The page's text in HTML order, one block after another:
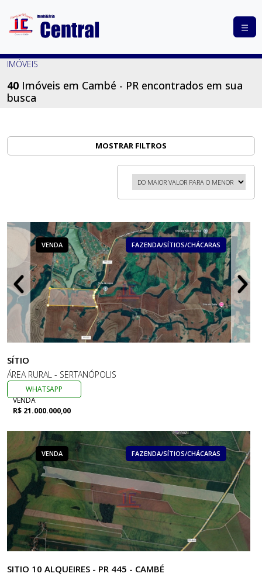
COMPRAR
LANÇAMENTOS
IMÓVEIS
40 Imóveis em Cambé - PR encontrados em sua
busca
MOSTRAR FILTROS
VENDA FAZENDA/SÍTIOS/CHÁCARAS
SÍTIO
ÁREA RURAL - SERTANÓPOLIS
WHATSAPP
VENDA
R$ 21.000.000,00
VENDA FAZENDA/SÍTIOS/CHÁCARAS
SITIO 10 ALQUEIRES - PR 445 - CAMBÉ